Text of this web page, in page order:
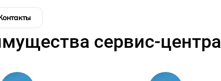
сервис-центра